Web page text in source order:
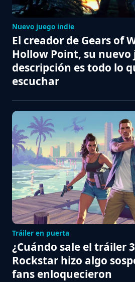
Nuevo juego indie
El creador de Gears of
Hollow Point, su nuevo
descripción es todo lo
escuchar
Tráiler en puerta
¿Cuándo sale el tráiler 3
Rockstar hizo algo
fans enloquecieron